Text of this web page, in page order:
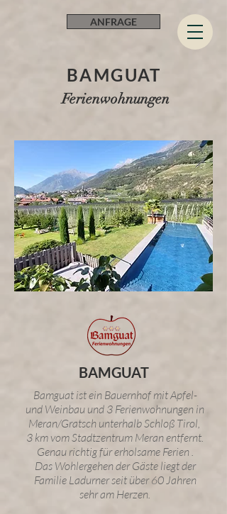
ANFRAGE
BAMGUAT
Ferienwohnungen
BAMGUAT
Bamguat ist ein Bauernhof mit Apfel-
und Weinbau und 3 Ferienwohnungen in
Meran/Gratsch unterhalb Schloß Tirol,
3 km vom Stadtzentrum Meran entfernt.
Genau richtig für erholsame Ferien .
Das Wohlergehen der Gäste liegt der
Familie Ladurner seit über 60 Jahren
sehr am Herzen.